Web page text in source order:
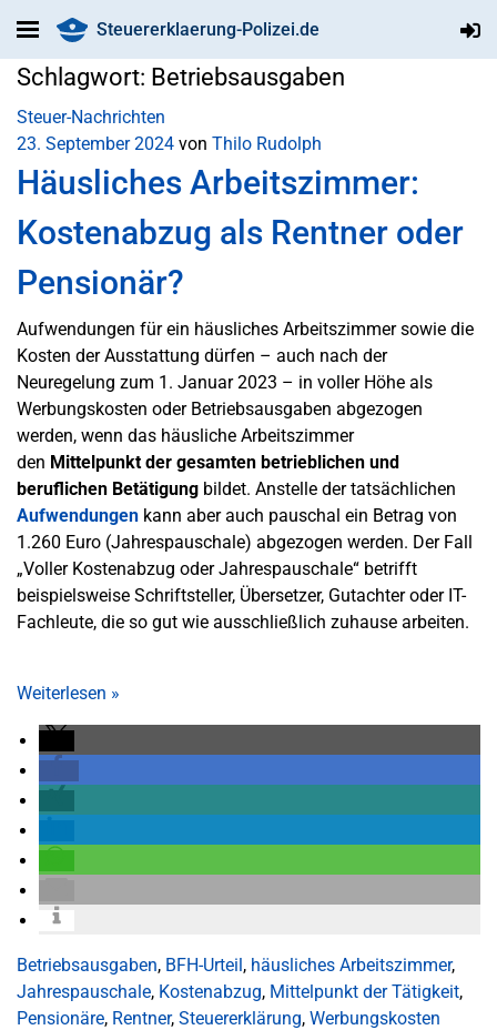
Steuererklaerung-Polizei.de
Schlagwort: Betriebsausgaben
Steuer-Nachrichten
23. September 2024 von Thilo Rudolph
Häusliches Arbeitszimmer:
Kostenabzug als Rentner oder
Pensionär?
Aufwendungen für ein häusliches Arbeitszimmer sowie die
Kosten der Ausstattung dürfen – auch nach der
Neuregelung zum 1. Januar 2023 – in voller Höhe als
Werbungskosten oder Betriebsausgaben abgezogen
werden, wenn das häusliche Arbeitszimmer
den Mittelpunkt der gesamten betrieblichen und
beruflichen Betätigung bildet. Anstelle der tatsächlichen
Aufwendungen kann aber auch pauschal ein Betrag von
1.260 Euro (Jahrespauschale) abgezogen werden. Der Fall
„Voller Kostenabzug oder Jahrespauschale“ betrifft
beispielsweise Schriftsteller, Übersetzer, Gutachter oder IT-
Fachleute, die so gut wie ausschließlich zuhause arbeiten.
Weiterlesen »
Betriebsausgaben, BFH-Urteil, häusliches Arbeitszimmer,
Jahrespauschale, Kostenabzug, Mittelpunkt der Tätigkeit,
Pensionäre, Rentner, Steuererklärung, Werbungskosten